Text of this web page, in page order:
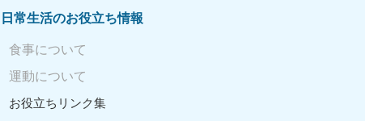
日常生活のお役立ち情報
食事について
運動について
お役立ちリンク集